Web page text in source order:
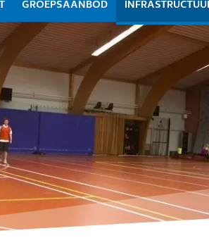
GROEPSAANBOD